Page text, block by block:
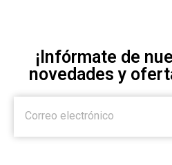
¡Infórmate de
novedades y